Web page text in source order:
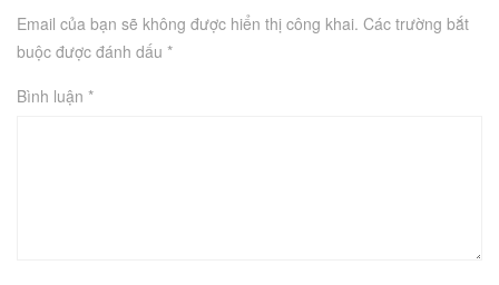
Email của bạn sẽ không được hiển thị công khai. Các trường bắt
buộc được đánh dấu *
Bình luận *